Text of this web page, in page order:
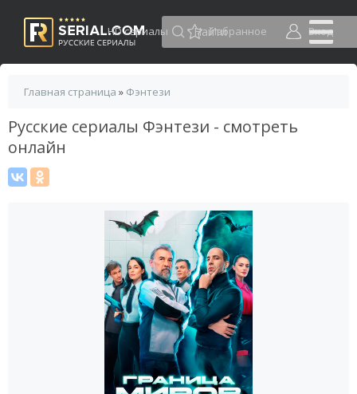
HD сериалы Избранное Вход
Главная страница » Фэнтези
Русские сериалы Фэнтези - смотреть
онлайн